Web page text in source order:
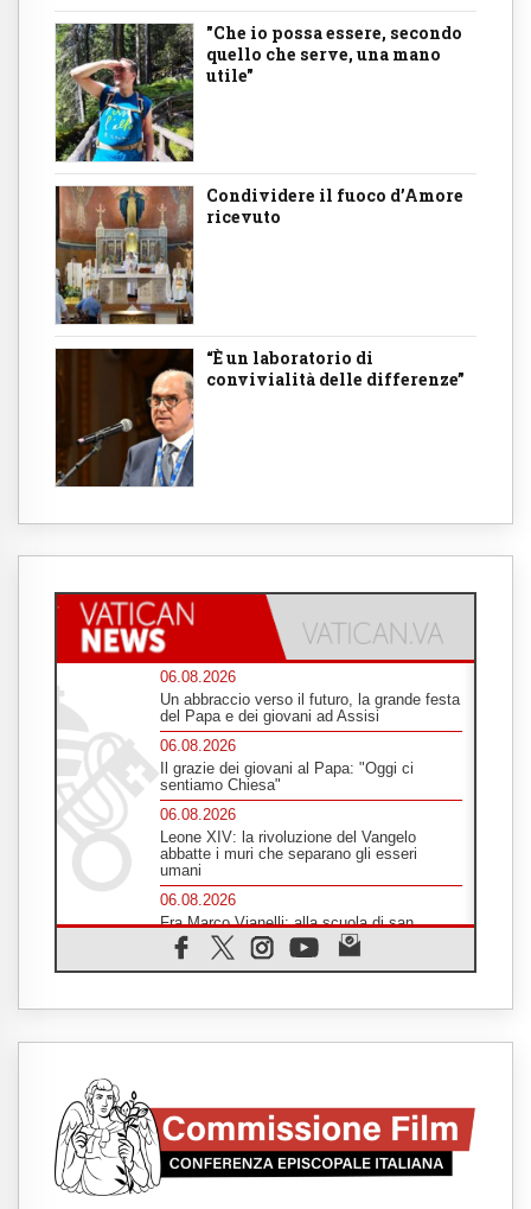
"Che io possa essere, secondo
quello che serve, una mano
utile"
Condividere il fuoco d’Amore
ricevuto
“È un laboratorio di
convivialità delle differenze”
06.08.2026
Un abbraccio verso il futuro, la grande festa
del Papa e dei giovani ad Assisi
06.08.2026
Il grazie dei giovani al Papa: "Oggi ci
sentiamo Chiesa"
06.08.2026
Leone XIV: la rivoluzione del Vangelo
abbatte i muri che separano gli esseri
umani
06.08.2026
Fra Marco Vianelli: alla scuola di san
Francesco per imparare il Vangelo della
pace
Hiroshima, ad 81 anni dalla bomba resta
06.08.2026
Hiroshima e Nagasaki, 81 anni dopo. Al via
i "dieci giorni di preghiera per la pace"